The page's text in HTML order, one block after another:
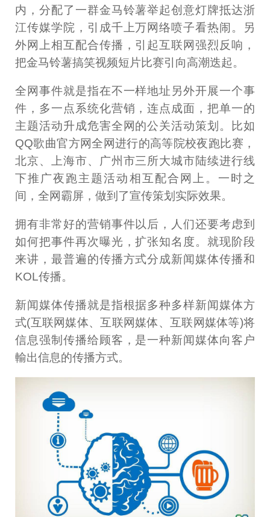
内，分配了一群金马铃薯举起创意灯牌抵达浙
江传媒学院，引成千上万网络喷子看热闹。另
外网上相互配合传播，引起互联网强烈反响，
把金马铃薯搞笑视频短片比赛引向高潮迭起。
全网事件就是指在不一样地址另外开展一个事
件，多一点系统化营销，连点成面，把单一的
主题活动升成危害全网的公关活动策划。比如
QQ歌曲官方网全网进行的高等院校夜跑比赛，
北京、上海市、广州市三所大城市陆续进行线
下推广夜跑主题活动相互配合网上。一时之
间，全网霸屏，做到了宣传策划实际效果。
拥有非常好的营销事件以后，人们还要考虑到
如何把事件再次曝光，扩张知名度。就现阶段
来讲，最普遍的传播方式分成新闻媒体传播和
KOL传播。
新闻媒体传播就是指根据多种多样新闻媒体方
式(互联网媒体、互联网媒体、互联网媒体等)将
信息强制传播给顾客，是一种新闻媒体向客户
輸出信息的传播方式。